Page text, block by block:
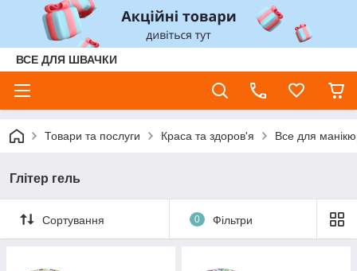
ВСЕ ДЛЯ ШВАЧКИ
Товари та послуги Краса та здоров'я Все для
Глітер гель
Сортування 0 Фільтри